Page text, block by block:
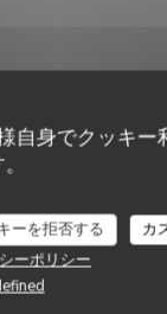
身でクッキー
ーを拒否する
カ
ーポリシー